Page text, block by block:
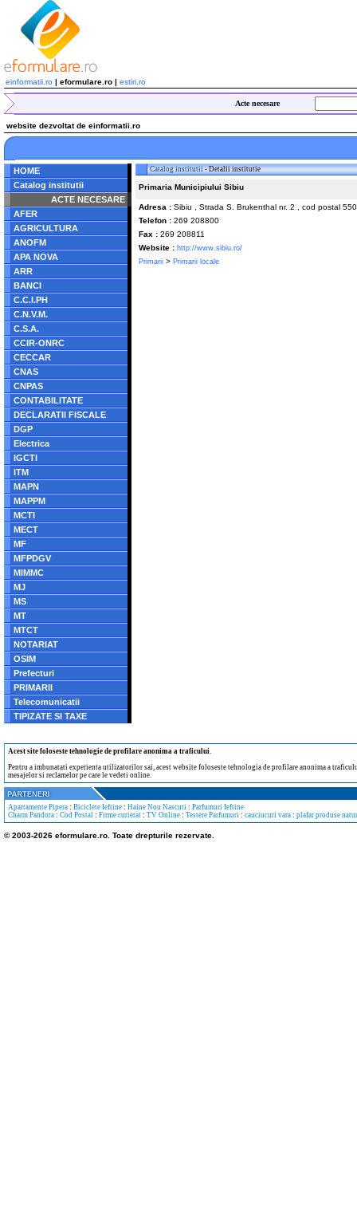
einformatii.ro | eformulare.ro | estiri.ro
Acte necesare
website dezvoltat de einformatii.ro
HOME
Catalog institutii
ACTE NECESARE
AFER
AGRICULTURA
ANOFM
APA NOVA
ARR
BANCI
C.C.I.PH
C.N.V.M.
C.S.A.
CCIR-ONRC
CECCAR
CNAS
CNPAS
CONTABILITATE
DECLARATII FISCALE
DGP
Electrica
IGCTI
ITM
MAPN
MAPPM
MCTI
MECT
MF
MFPDGV
MIMMC
MJ
MS
MT
MTCT
NOTARIAT
OSIM
Prefecturi
PRIMARII
Telecomunicatii
TIPIZATE SI TAXE
Catalog institutii- Detalii institutie
Primaria Municipiului Sibiu
Adresa : Sibiu , Strada S. Brukenthal nr. 2 , cod postal
Telefon : 269 208800
Fax : 269 208811
Website : http://www.sibiu.ro/
Primarii > Primarii locale
Acest site foloseste tehnologie de profilare anonima a traficului.
Pentru a imbunatati experienta utilizatorilor sai, acest website foloseste tehnologia de profilare anonima a
mesajelor si reclamelor pe care le vedeti online.
Apartamente Pipera : Biciclete Ieftine : Haine Nou Nascuti : Parfumuri Ieftine
Charm Pandora : Cod Postal : Firme curierat : TV Online : Testere Parfumuri : cauciucuri vara : plafar produse
© 2003-2026 eformulare.ro. Toate drepturile rezervate.